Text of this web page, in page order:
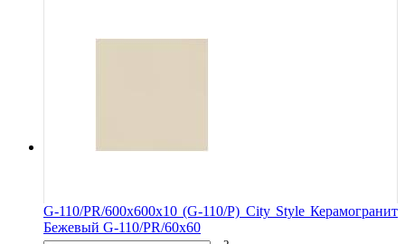
G-110/PR/600x600x10 (G-110/P) City Style Керамогранит
Бежевый G-110/PR/60x60